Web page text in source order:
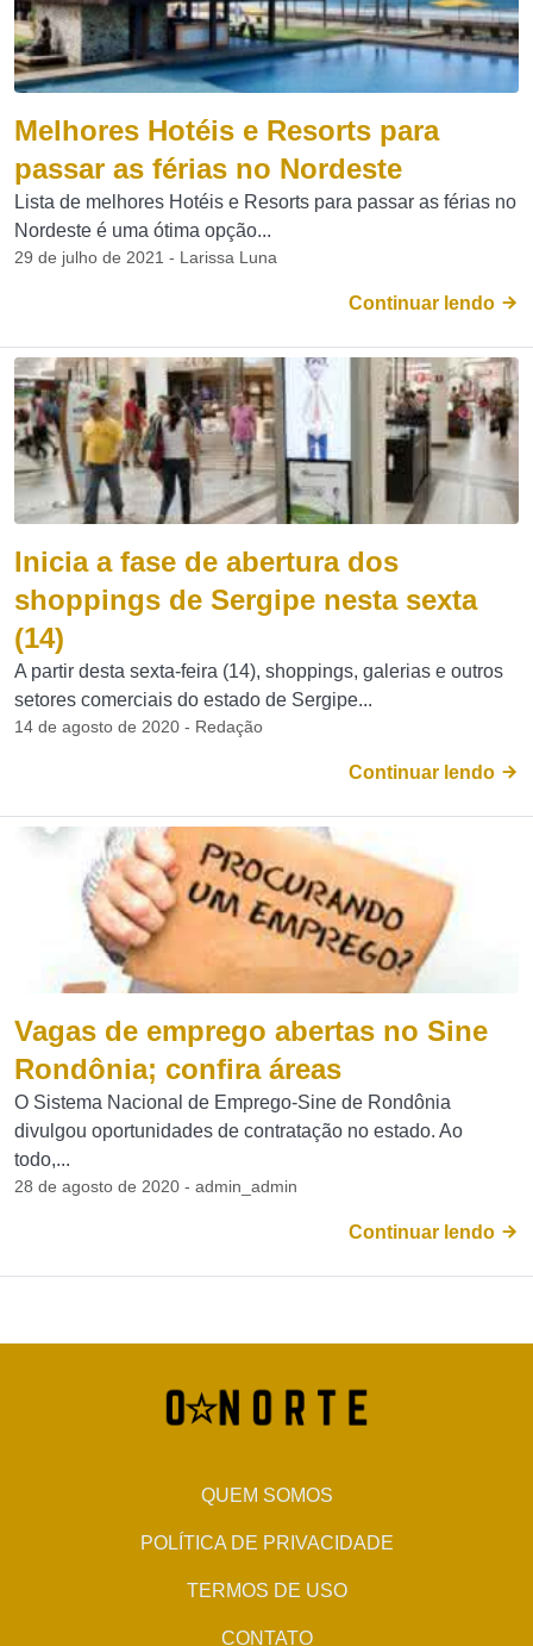
Melhores Hotéis e Resorts para
passar as férias no Nordeste
Lista de melhores Hotéis e Resorts para passar as férias no
Nordeste é uma ótima opção...
29 de julho de 2021 - Larissa Luna
Continuar lendo
Inicia a fase de abertura dos
shoppings de Sergipe nesta sexta
(14)
A partir desta sexta-feira (14), shoppings, galerias e outros
setores comerciais do estado de Sergipe...
14 de agosto de 2020 - Redação
Continuar lendo
Vagas de emprego abertas no Sine
Rondônia; confira áreas
O Sistema Nacional de Emprego-Sine de Rondônia
divulgou oportunidades de contratação no estado. Ao
todo,...
28 de agosto de 2020 - admin_admin
Continuar lendo
QUEM SOMOS
POLÍTICA DE PRIVACIDADE
TERMOS DE USO
CONTATO